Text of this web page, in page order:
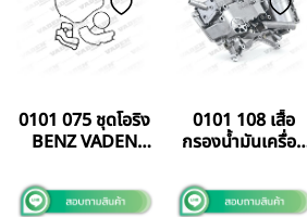
0101 075 ชุดโอริง
BENZ VADEN
0101 108 เสื้อ
กรองน้ำมันเครื่อง
VADEN TURKEY